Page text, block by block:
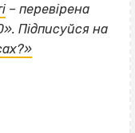
– перевірена
Підписуйся на